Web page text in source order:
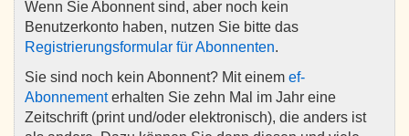
Wenn Sie Abonnent sind, aber noch kein
Benutzerkonto haben, nutzen Sie bitte das
Registrierungsformular für Abonnenten.
Sie sind noch kein Abonnent? Mit einem ef-
Abonnementerhalten Sie zehn Mal im Jahr eine
Zeitschrift (print und/oder elektronisch), die anders ist